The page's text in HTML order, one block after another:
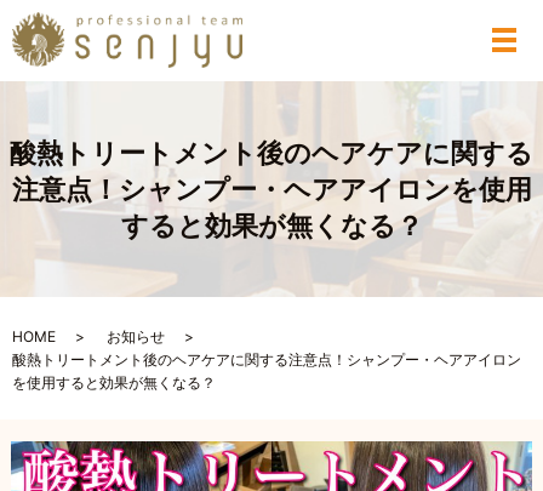
メ
酸熱トリートメント後のヘアケアに関する
注意点！シャンプー・ヘアアイロンを使用
すると効果が無くなる？
HOME
お知らせ
酸熱トリートメント後のヘアケアに関する注意点！シャンプー・ヘアアイロン
を使用すると効果が無くなる？